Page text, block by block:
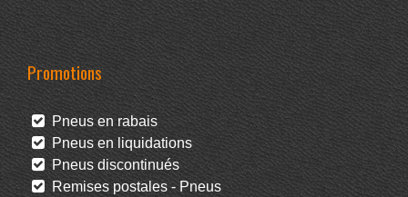
Promotions
Pneus en rabais
Pneus en liquidations
Pneus discontinués
Remises postales - Pneus